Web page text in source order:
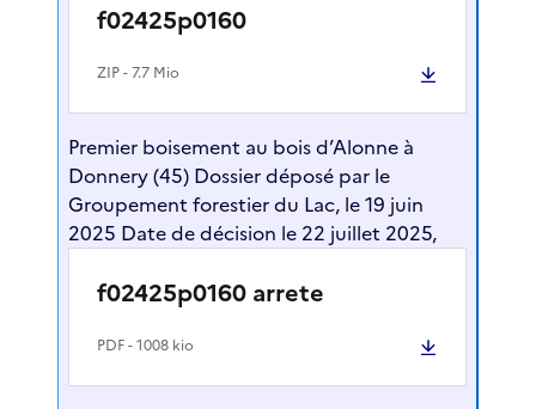
f02425p0160
ZIP- 7.7 Mio
Premier boisement au bois d’Alonne à
Donnery (45) Dossier déposé par le
Groupement forestier du Lac, le 19 juin
2025 Date de décision le 22 juillet 2025,
f02425p0160 arrete
PDF- 1008 kio